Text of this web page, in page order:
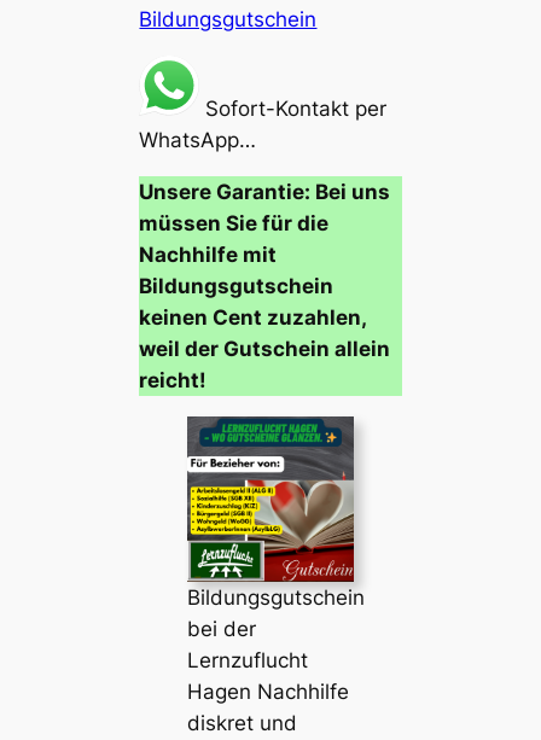
Bildungsgutschein
Sofort-Kontakt per
WhatsApp…
Unsere Garantie: Bei uns
müssen Sie für die
Nachhilfe mit
Bildungsgutschein
keinen Cent zuzahlen,
weil der Gutschein allein
reicht!
Bildungsgutschein
bei der
Lernzuflucht
Hagen Nachhilfe
diskret und